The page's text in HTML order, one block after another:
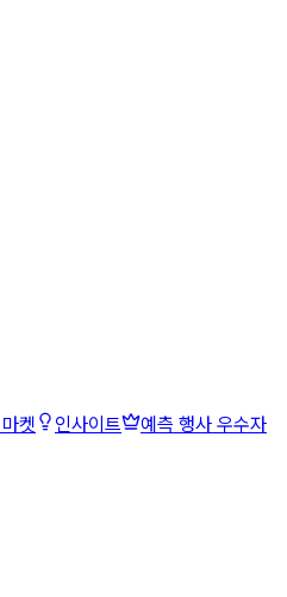
켓 인사이트 예측 행사 우수자